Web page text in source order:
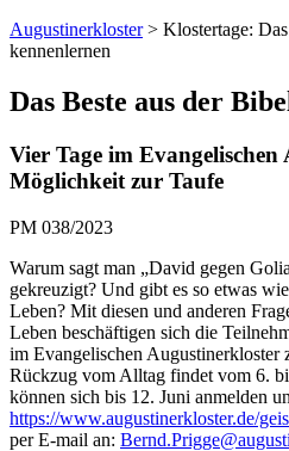
Augustinerkloster> Klostertage:
kennenlernen
Das Beste aus der
Vier Tage im
Möglichkeit zur Taufe
PM 038/2023
Warum sagt man „David gegen
gekreuzigt? Und gibt es so etwas
Leben? Mit diesen und anderen
Leben beschäftigen sich die
im Evangelischen Augustinerkloster
Rückzug vom Alltag findet vom 6.
können sich bis 12. Juni anmelden
https://www.augustinerkloster.de/
per E-mail an: